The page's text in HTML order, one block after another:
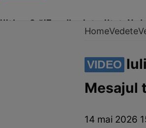
Ultima Oră!Trending Actualitate
Vedete internaționaleVedete
HomeVedete
VIDEO
Mesajul
14 mai 2026